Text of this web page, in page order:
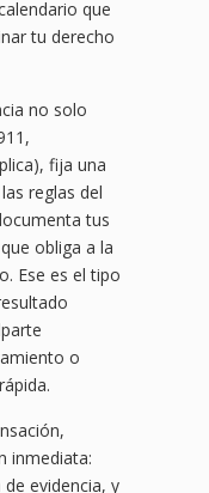
que
tu derecho
no solo
fija una
reglas del
tus
obliga a la
Ese es el tipo
o
inmediata:
evidencia, y